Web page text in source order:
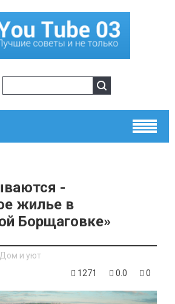
-
жилье в
Борщаговке»
Дом и уют
1271 0.0 0